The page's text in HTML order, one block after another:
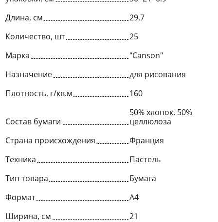
Длина, см
29.7
Количество, шт
25
Марка
"Canson"
Назначение
для рисования
Плотность, г/кв.м
160
Состав бумаги
50% хлопок, 50%
целлюлоза
Страна происхождения
Франция
Техника
Пастель
Тип товара
Бумага
Формат
A4
Ширина, см
21